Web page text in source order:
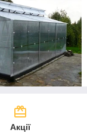
Акції